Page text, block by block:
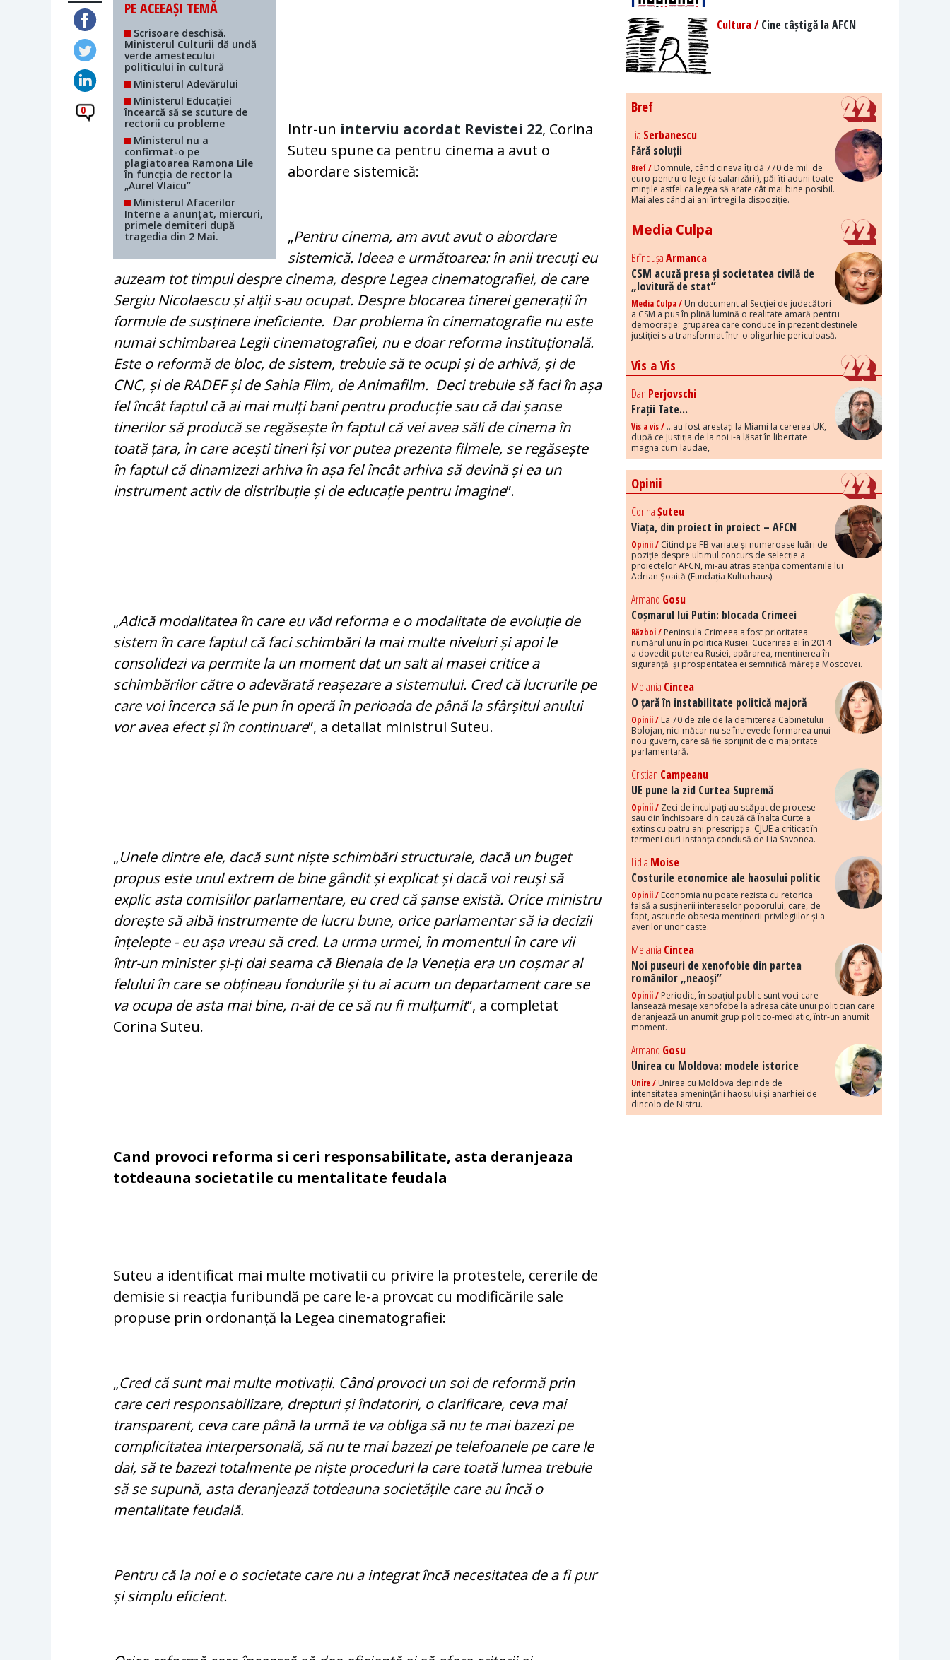
0
PE ACEEAȘI TEMĂ
Scrisoare deschisă.
Ministerul Culturii dă undă
verde amestecului
politicului în cultură
Ministerul Adevărului
Ministerul Educației
încearcă să se scuture de
rectorii cu probleme
Ministerul nu a
confirmat-o pe
plagiatoarea Ramona Lile
în funcția de rector la
„Aurel Vlaicu”
Ministerul Afacerilor
Interne a anunțat, miercuri,
primele demiteri după
tragedia din 2 Mai.
Intr-un interviu acordat Revistei 22, Corina
Suteu spune ca pentru cinema a avut o
abordare sistemică:
„Pentru cinema, am avut avut o abordare
sistemică. Ideea e următoarea: în anii trecuți eu
auzeam tot timpul despre cinema, despre Legea cinematografiei, de care
Sergiu Nicolaescu și alții s-au ocupat. Despre blocarea tinerei generații în
formule de susținere ineficiente. Dar problema în cinematografie nu este
numai schimbarea Legii cinematografiei, nu e doar reforma instituțională.
Este o reformă de bloc, de sistem, trebuie să te ocupi și de arhivă, și de
CNC, și de RADEF și de Sahia Film, de Animafilm. Deci trebuie să faci în așa
fel încât faptul că ai mai mulți bani pentru producție sau că dai șanse
tinerilor să producă se regăsește în faptul că vei avea săli de cinema în
toată țara, în care acești tineri își vor putea prezenta filmele, se regăsește
în faptul că dinamizezi arhiva în așa fel încât arhiva să devină și ea un
instrument activ de distribuție și de educație pentru imagine”.
„Adică modalitatea în care eu văd reforma e o modalitate de evoluție de
sistem în care faptul că faci schimbări la mai multe niveluri și apoi le
consolidezi va permite la un moment dat un salt al masei critice a
schimbărilor către o adevărată reașezare a sistemului. Cred că lucrurile pe
care voi încerca să le pun în operă în perioada de până la sfârșitul anului
vor avea efect și în continuare”, a detaliat ministrul Suteu.
„Unele dintre ele, dacă sunt niște schimbări structurale, dacă un buget
propus este unul extrem de bine gândit și explicat și dacă voi reuși să
explic asta comisiilor parlamentare, eu cred că șanse există. Orice ministru
dorește să aibă instrumente de lucru bune, orice parlamentar să ia decizii
înțelepte - eu așa vreau să cred. La urma urmei, în momentul în care vii
într-un minister și-ți dai seama că Bienala de la Veneția era un coșmar al
felului în care se obțineau fondurile și tu ai acum un departament care se
va ocupa de asta mai bine, n-ai de ce să nu fi mulțumit”, a completat
Corina Suteu.
Cand provoci reforma si ceri responsabilitate, asta deranjeaza
totdeauna societatile cu mentalitate feudala
Suteu a identificat mai multe motivatii cu privire la protestele, cererile de
demisie si reacția furibundă pe care le-a provcat cu modificările sale
propuse prin ordonanță la Legea cinematografiei:
„Cred că sunt mai multe motivații. Când provoci un soi de reformă prin
care ceri responsabilizare, drepturi și îndatoriri, o clarificare, ceva mai
transparent, ceva care până la urmă te va obliga să nu te mai bazezi pe
complicitatea interpersonală, să nu te mai bazezi pe telefoanele pe care le
dai, să te bazezi totalmente pe niște proceduri la care toată lumea trebuie
să se supună, asta deranjează totdeauna societățile care au încă o
mentalitate feudală.
Pentru că la noi e o societate care nu a integrat încă necesitatea de a fi pur
și simplu eficient.
Cultura /Cine câștigă la AFCN
Bref
Tia Serbanescu
Fără soluții
Bref / Domnule, când cineva îți dă 770 de mil. de
euro pentru o lege (a salarizării), păi îți aduni toate
mințile astfel ca legea să arate cât mai bine posibil.
Mai ales când ai ani întregi la dispoziție.
Media Culpa
BrîndușaArmanca
CSM acuză presa și societatea civilă de
„lovitură de stat”
Media Culpa / Un document al Secției de judecători
a CSM a pus în plină lumină o realitate amară pentru
democrație: gruparea care conduce în prezent destinele
justiției s-a transformat într-o oligarhie periculoasă.
Vis a Vis
Dan Perjovschi
Frații Tate...
Vis a vis / ...au fost arestați la Miami la cererea UK,
după ce Justiția de la noi i-a lăsat în libertate
magna cum laudae,
Opinii
CorinaȘuteu
Viața, din proiect în proiect – AFCN
Opinii / Citind pe FB variate și numeroase luări de
poziție despre ultimul concurs de selecție a
proiectelor AFCN, mi-au atras atenția comentariile lui
Adrian Șoaită (Fundația Kulturhaus).
Armand Gosu
Coșmarul lui Putin: blocada Crimeei
Război / Peninsula Crimeea a fost prioritatea
numărul unu în politica Rusiei. Cucerirea ei în 2014
a dovedit puterea Rusiei, apărarea, menținerea în
siguranță și prosperitatea ei semnifică măreția Moscovei.
Melania Cincea
O țară în instabilitate politică majoră
Opinii / La 70 de zile de la demiterea Cabinetului
Bolojan, nici măcar nu se întrevede formarea unui
nou guvern, care să fie sprijinit de o majoritate
parlamentară.
Cristian Campeanu
UE pune la zid Curtea Supremă
Opinii / Zeci de inculpați au scăpat de procese
sau din închisoare din cauză că Înalta Curte a
extins cu patru ani prescripția. CJUE a criticat în
termeni duri instanța condusă de Lia Savonea.
Lidia Moise
Costurile economice ale haosului politic
Opinii / Economia nu poate rezista cu retorica
falsă a susținerii intereselor poporului, care, de
fapt, ascunde obsesia menținerii privilegiilor și a
averilor unor caste.
Melania Cincea
Noi puseuri de xenofobie din partea
românilor „neaoși”
Opinii / Periodic, în spațiul public sunt voci care
lansează mesaje xenofobe la adresa câte unui politician care
deranjează un anumit grup politico-mediatic, într-un anumit
moment.
Armand Gosu
Unirea cu Moldova: modele istorice
Unire / Unirea cu Moldova depinde de
intensitatea amenințării haosului și anarhiei de
dincolo de Nistru.